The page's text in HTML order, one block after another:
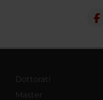
Dottorati
Master